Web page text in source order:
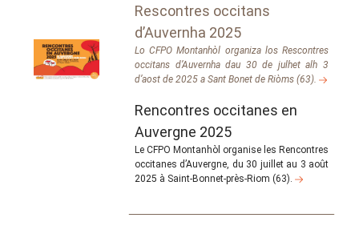
Rescontres occitans
d’Auvernha 2025
Lo CFPO Montanhòl organiza los Rescontres
occitans d’Auvernha dau 30 de julhet alh 3
d’aost de 2025 a Sant Bonet de Riòms (63).
Rencontres occitanes en
Auvergne 2025
Le CFPO Montanhòl organise les Rencontres
occitanes d’Auvergne, du 30 juillet au 3 août
2025 à Saint-Bonnet-près-Riom (63).